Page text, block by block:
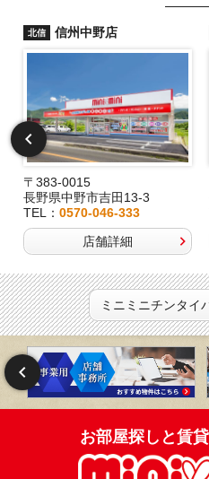
北信 信州中野店
〒383-0015
長野県中野市吉田13-3
TEL： 0570-046-333
店舗詳細
ミニミニチンタイ
お部屋探しと賃